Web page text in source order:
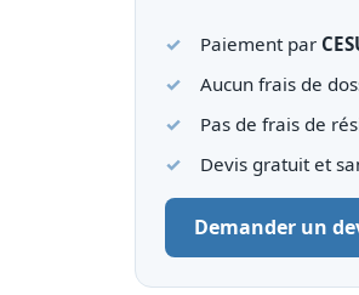
Paiement par
Aucun frais de
Pas de frais de
Devis gratuit et
Demander un